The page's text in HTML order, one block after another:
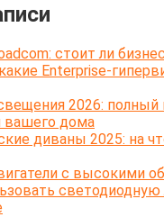
стоит ли
Enterprise-
2026:
вашего дома
диваны 2025: на
с высокими
светодиодную